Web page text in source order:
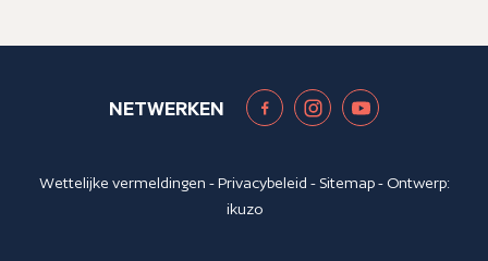
NETWERKEN
Wettelijke vermeldingen -Privacybeleid - Sitemap- Ontwerp:
ikuzo